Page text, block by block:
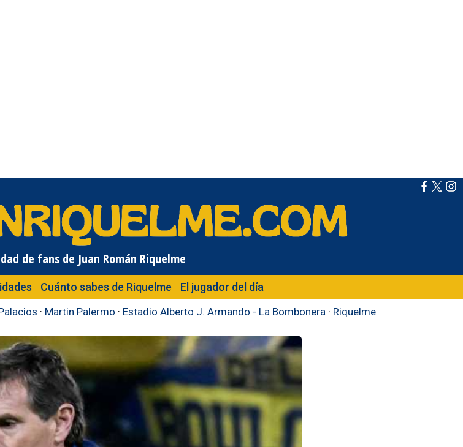
de fans de Juan Román Riquelme
Cuánto sabes de Riquelme El jugador del día
· Martin Palermo · Estadio Alberto J. Armando - La Bombonera · Riquelme